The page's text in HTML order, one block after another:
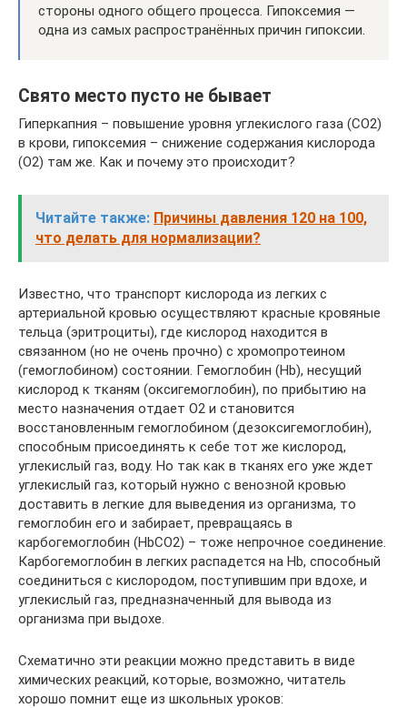
стороны одного общего процесса. Гипоксемия —
одна из самых распространённых причин гипоксии.
Свято место пусто не бывает
Гиперкапния – повышение уровня углекислого газа (СО2)
в крови, гипоксемия – снижение содержания кислорода
(О2) там же. Как и почему это происходит?
Читайте также: Причины давления 120 на 100,
что делать для нормализации?
Известно, что транспорт кислорода из легких с
артериальной кровью осуществляют красные кровяные
тельца (эритроциты), где кислород находится в
связанном (но не очень прочно) с хромопротеином
(гемоглобином) состоянии. Гемоглобин (Hb), несущий
кислород к тканям (оксигемоглобин), по прибытию на
место назначения отдает О2 и становится
восстановленным гемоглобином (дезоксигемоглобин),
способным присоединять к себе тот же кислород,
углекислый газ, воду. Но так как в тканях его уже ждет
углекислый газ, который нужно с венозной кровью
доставить в легкие для выведения из организма, то
гемоглобин его и забирает, превращаясь в
карбогемоглобин (HbСО2) – тоже непрочное соединение.
Карбогемоглобин в легких распадется на Hb, способный
соединиться с кислородом, поступившим при вдохе, и
углекислый газ, предназначенный для вывода из
организма при выдохе.
Схематично эти реакции можно представить в виде
химических реакций, которые, возможно, читатель
хорошо помнит еще из школьных уроков: